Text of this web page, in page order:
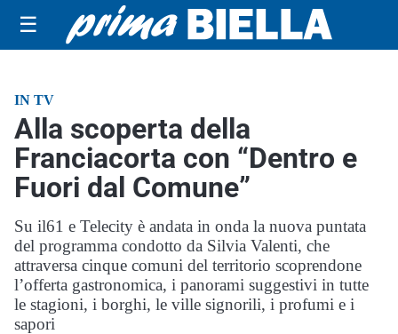
☰
IN TV
Alla scoperta della
Franciacorta con “Dentro e
Fuori dal Comune”
Su il61 e Telecity è andata in onda la nuova puntata
del programma condotto da Silvia Valenti, che
attraversa cinque comuni del territorio scoprendone
l’offerta gastronomica, i panorami suggestivi in tutte
le stagioni, i borghi, le ville signorili, i profumi e i
sapori